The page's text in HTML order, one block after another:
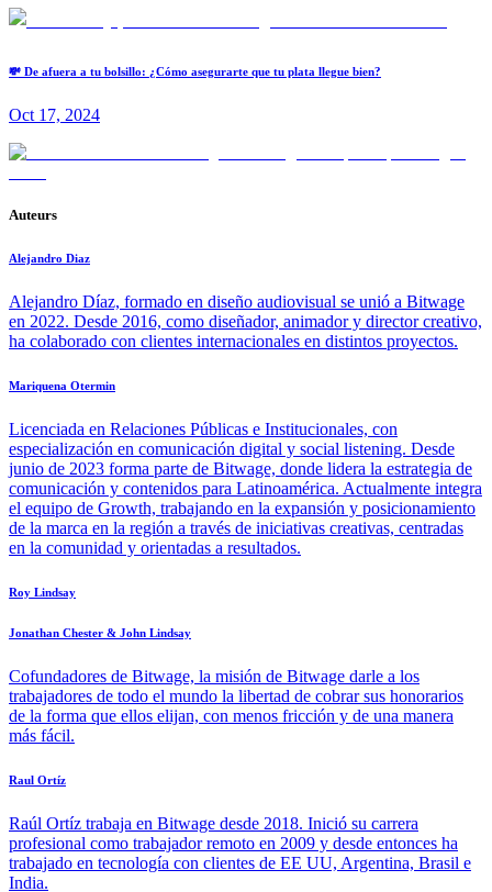
💸 De afuera a tu bolsillo: ¿Cómo asegurarte que tu plata llegue bien?
Oct 17, 2024
Auteurs
Alejandro Diaz
Alejandro Díaz, formado en diseño audiovisual se unió a Bitwage
en 2022. Desde 2016, como diseñador, animador y director creativo,
ha colaborado con clientes internacionales en distintos proyectos.
Mariquena Otermin
Licenciada en Relaciones Públicas e Institucionales, con
especialización en comunicación digital y social listening. Desde
junio de 2023 forma parte de Bitwage, donde lidera la estrategia de
comunicación y contenidos para Latinoamérica. Actualmente integra
el equipo de Growth, trabajando en la expansión y posicionamiento
de la marca en la región a través de iniciativas creativas, centradas
en la comunidad y orientadas a resultados.
Roy Lindsay
Jonathan Chester & John Lindsay
Cofundadores de Bitwage, la misión de Bitwage darle a los
trabajadores de todo el mundo la libertad de cobrar sus honorarios
de la forma que ellos elijan, con menos fricción y de una manera
más fácil.
Raul Ortíz
Raúl Ortíz trabaja en Bitwage desde 2018. Inició su carrera
profesional como trabajador remoto en 2009 y desde entonces ha
trabajado en tecnología con clientes de EE UU, Argentina, Brasil e
India.